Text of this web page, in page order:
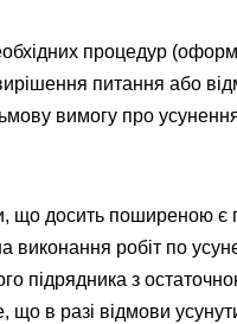
процедур
питання або
вимогу про
що досить поширеною
виконання робіт по
підрядника з
в разі відмови